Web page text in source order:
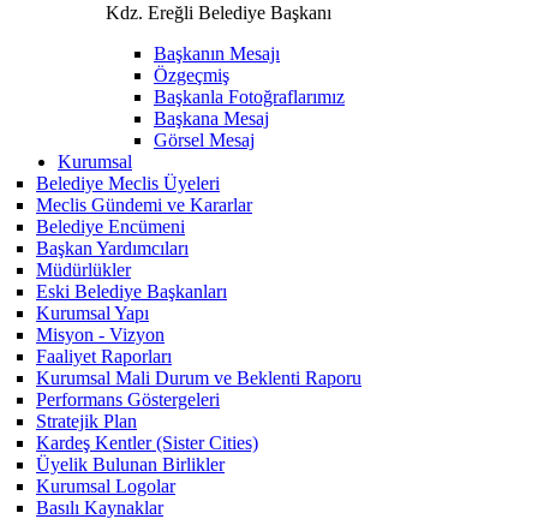
Kdz. Ereğli Belediye Başkanı
Başkanın Mesajı
Özgeçmiş
Başkanla Fotoğraflarımız
Başkana Mesaj
Görsel Mesaj
Kurumsal
Belediye Meclis Üyeleri
Meclis Gündemi ve Kararlar
Belediye Encümeni
Başkan Yardımcıları
Müdürlükler
Eski Belediye Başkanları
Kurumsal Yapı
Misyon - Vizyon
Faaliyet Raporları
Kurumsal Mali Durum ve Beklenti Raporu
Performans Göstergeleri
Stratejik Plan
Kardeş Kentler (Sister Cities)
Üyelik Bulunan Birlikler
Kurumsal Logolar
Basılı Kaynaklar